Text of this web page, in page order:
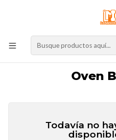
Nuestro stock online es
Compre por la web para garantizar sus
Inicio Marcas
Oven
Todavía no